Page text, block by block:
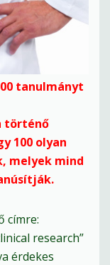
tanulmányt
történő
100 olyan
melyek mind
címre:
research”
érdekes